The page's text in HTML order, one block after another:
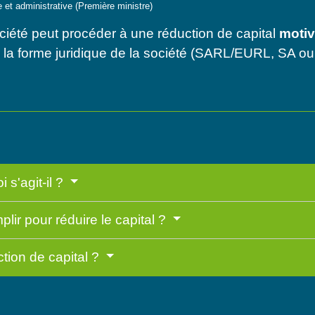
et administrative (Première ministre)
peut procéder à une réduction de capital
forme juridique de la société (SARL/EURL, SA
s'agit-il ?
pour réduire le capital ?
de capital ?